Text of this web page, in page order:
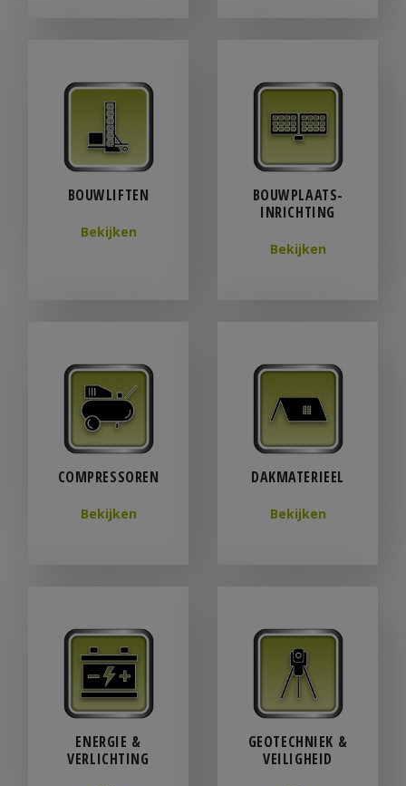
BOUWLIFTEN
Bekijken
BOUWPLAATS­
INRICHTING
Bekijken
COMPRESSOREN
Bekijken
DAKMATERIEEL
Bekijken
ENERGIE &
VERLICHTING
GEOTECHNIEK &
VEILIGHEID